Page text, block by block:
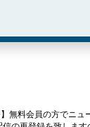
無料会員の方でニュ